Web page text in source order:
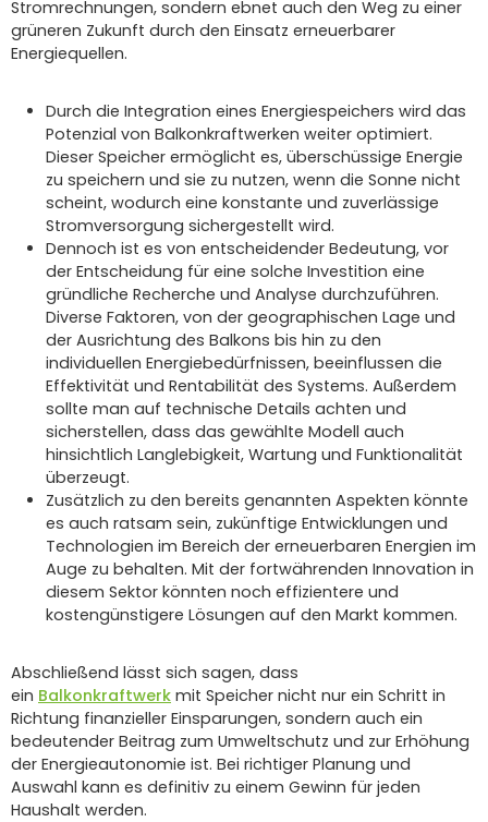
Stromrechnungen, sondern ebnet auch den Weg zu einer
grüneren Zukunft durch den Einsatz erneuerbarer
Energiequellen.
Durch die Integration eines Energiespeichers wird das
Potenzial von Balkonkraftwerken weiter optimiert.
Dieser Speicher ermöglicht es, überschüssige Energie
zu speichern und sie zu nutzen, wenn die Sonne nicht
scheint, wodurch eine konstante und zuverlässige
Stromversorgung sichergestellt wird.
Dennoch ist es von entscheidender Bedeutung, vor
der Entscheidung für eine solche Investition eine
gründliche Recherche und Analyse durchzuführen.
Diverse Faktoren, von der geographischen Lage und
der Ausrichtung des Balkons bis hin zu den
individuellen Energiebedürfnissen, beeinflussen die
Effektivität und Rentabilität des Systems. Außerdem
sollte man auf technische Details achten und
sicherstellen, dass das gewählte Modell auch
hinsichtlich Langlebigkeit, Wartung und Funktionalität
überzeugt.
Zusätzlich zu den bereits genannten Aspekten könnte
es auch ratsam sein, zukünftige Entwicklungen und
Technologien im Bereich der erneuerbaren Energien im
Auge zu behalten. Mit der fortwährenden Innovation in
diesem Sektor könnten noch effizientere und
kostengünstigere Lösungen auf den Markt kommen.
Abschließend lässt sich sagen, dass
ein Balkonkraftwerk mit Speicher nicht nur ein Schritt in
Richtung finanzieller Einsparungen, sondern auch ein
bedeutender Beitrag zum Umweltschutz und zur Erhöhung
der Energieautonomie ist. Bei richtiger Planung und
Auswahl kann es definitiv zu einem Gewinn für jeden
Haushalt werden.